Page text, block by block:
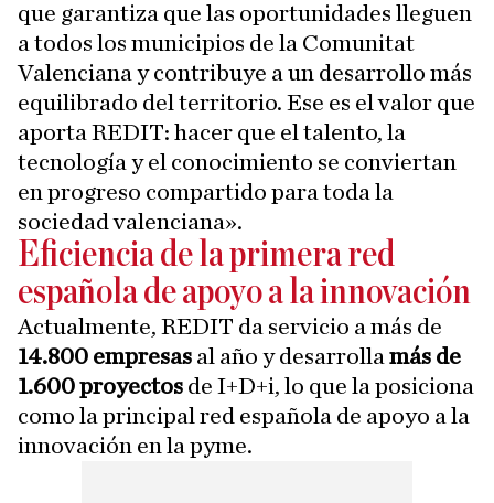
que garantiza que las oportunidades lleguen
a todos los municipios de la Comunitat
Valenciana y contribuye a un desarrollo más
equilibrado del territorio. Ese es el valor que
aporta REDIT: hacer que el talento, la
tecnología y el conocimiento se conviertan
en progreso compartido para toda la
sociedad valenciana».
Eficiencia de la primera red
española de apoyo a la innovación
Actualmente, REDIT da servicio a más de
14.800 empresas al año y desarrolla más de
1.600 proyectos de I+D+i, lo que la posiciona
como la principal red española de apoyo a la
innovación en la pyme.